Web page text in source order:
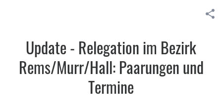
Update - Relegation im Bezirk
Rems/Murr/Hall: Paarungen und
Termine